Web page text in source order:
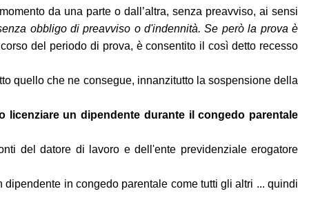
da una parte o dall’altra, senza preavviso, ai sensi
obbligo di preavviso o d'indennità. Se però la prova è
corso del periodo di prova, è consentito il così detto recesso
quello che ne consegue, innanzitutto la sospensione della
licenziare un dipendente durante il congedo parentale
del datore di lavoro e dell'ente previdenziale erogatore
in congedo parentale come tutti gli altri ... quindi